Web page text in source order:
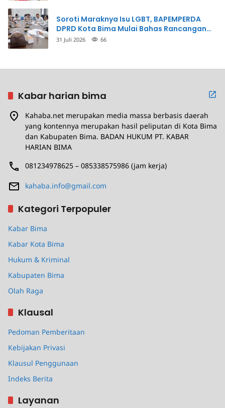
Soroti Maraknya Isu LGBT, BAPEMPERDA
DPRD Kota Bima Mulai Bahas Rancangan
Perda Pencegahan
31 Juli 2026 66
Kabar harian bima
Kahaba.net merupakan media massa berbasis daerah
yang kontennya merupakan hasil peliputan di Kota Bima
dan Kabupaten Bima. BADAN HUKUM PT. KABAR
HARIAN BIMA
081234978625 – 085338575986 (jam kerja)
kahaba.info@gmail.com
Kategori Terpopuler
Kabar Bima
Kabar Kota Bima
Hukum & Kriminal
Kabupaten Bima
Olah Raga
Klausal
Pedoman Pemberitaan
Kebijakan Privasi
Klausul Penggunaan
Indeks Berita
Layanan